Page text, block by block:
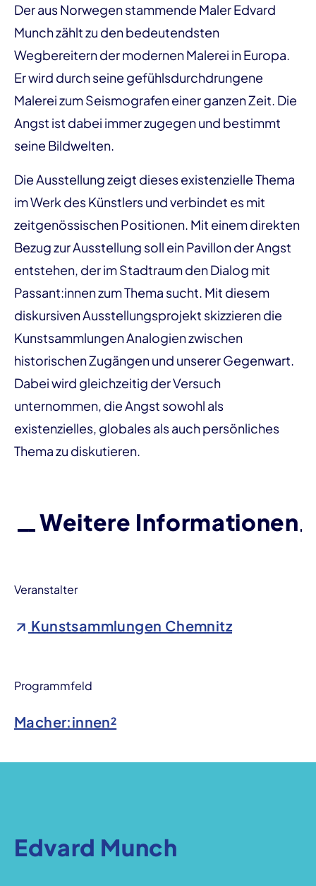
Der aus Norwegen stammende Maler Edvard
Munch zählt zu den bedeutendsten
Wegbereitern der modernen Malerei in Europa.
Er wird durch seine gefühlsdurchdrungene
Malerei zum Seismografen einer ganzen Zeit. Die
Angst ist dabei immer zugegen und bestimmt
seine Bildwelten.
Die Ausstellung zeigt dieses existenzielle Thema
im Werk des Künstlers und verbindet es mit
zeitgenössischen Positionen. Mit einem direkten
Bezug zur Ausstellung soll ein Pavillon der Angst
entstehen, der im Stadtraum den Dialog mit
Passant:innen zum Thema sucht. Mit diesem
diskursiven Ausstellungsprojekt skizzieren die
Kunstsammlungen Analogien zwischen
historischen Zugängen und unserer Gegenwart.
Dabei wird gleichzeitig der Versuch
unternommen, die Angst sowohl als
existenzielles, globales als auch persönliches
Thema zu diskutieren.
Weitere Informationen
Veranstalter
Kunstsammlungen Chemnitz
Programmfeld
Macher:innen²
Edvard Munch